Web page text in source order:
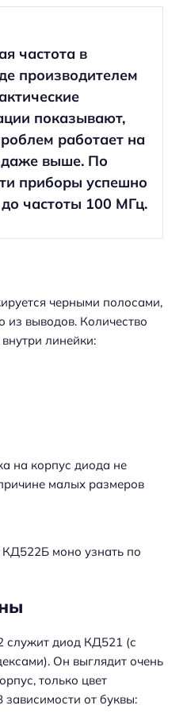
частота в
производителем
показывают,
работает на
даже выше. По
приборы успешно
частоты 100 МГц.
черными полосами,
из выводов. Количество
линейки:
на корпус диода не
малых размеров
моно узнать по
диод КД521 (с
Он выглядит очень
только цвет
от буквы: